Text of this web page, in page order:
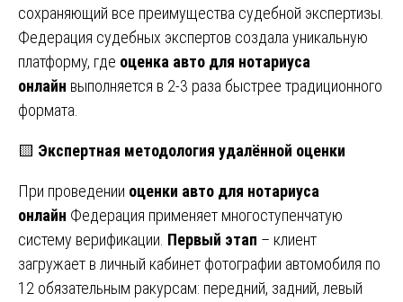
сохраняющий все преимущества судебной экспертизы.
Федерация судебных экспертов создала уникальную
платформу, где оценка авто для нотариуса
онлайн выполняется в 2-3 раза быстрее традиционного
формата.
🟨 Экспертная методология удалённой оценки
При проведении оценки авто для нотариуса
онлайн Федерация применяет многоступенчатую
систему верификации. Первый этап – клиент
загружает в личный кабинет фотографии автомобиля по
12 обязательным ракурсам: передний, задний, левый